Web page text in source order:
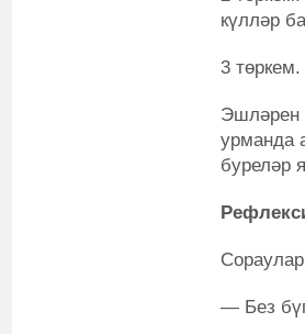
күлләр
3
Эшләрен
урманда
буреләр
— Без